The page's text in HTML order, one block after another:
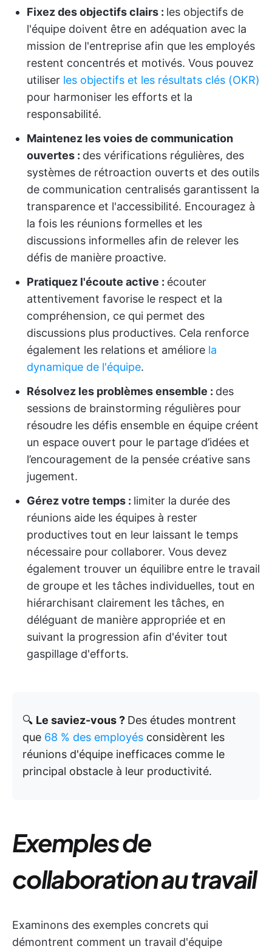
Fixez des objectifs clairs : les objectifs de
l'équipe doivent être en adéquation avec la
mission de l'entreprise afin que les employés
restent concentrés et motivés. Vous pouvez
utiliser les objectifs et les résultats clés (OKR)
pour harmoniser les efforts et la
responsabilité.
Maintenez les voies de communication
ouvertes : des vérifications régulières, des
systèmes de rétroaction ouverts et des outils
de communication centralisés garantissent la
transparence et l'accessibilité. Encouragez à
la fois les réunions formelles et les
discussions informelles afin de relever les
défis de manière proactive.
Pratiquez l'écoute active : écouter
attentivement favorise le respect et la
compréhension, ce qui permet des
discussions plus productives. Cela renforce
également les relations et améliore la
dynamique de l'équipe.
Résolvez les problèmes ensemble : des
sessions de brainstorming régulières pour
résoudre les défis ensemble en équipe créent
un espace ouvert pour le partage d’idées et
l’encouragement de la pensée créative sans
jugement.
Gérez votre temps : limiter la durée des
réunions aide les équipes à rester
productives tout en leur laissant le temps
nécessaire pour collaborer. Vous devez
également trouver un équilibre entre le travail
de groupe et les tâches individuelles, tout en
hiérarchisant clairement les tâches, en
déléguant de manière appropriée et en
suivant la progression afin d'éviter tout
gaspillage d'efforts.
🔍 Le saviez-vous ? Des études montrent
que 68 % des employés considèrent les
réunions d'équipe inefficaces comme le
principal obstacle à leur productivité.
Exemples de
collaboration au travail
Examinons des exemples concrets qui
démontrent comment un travail d'équipe